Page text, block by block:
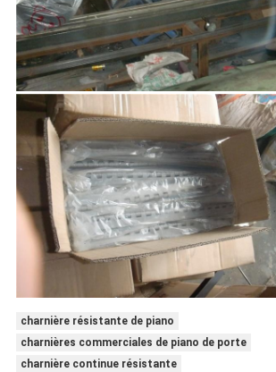
charnière résistante de piano
charnières commerciales de piano de porte
charnière continue résistante